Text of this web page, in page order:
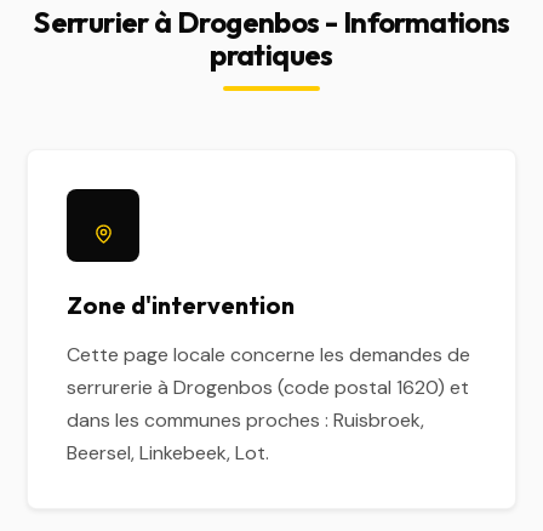
Serrurier à Drogenbos - Informations
pratiques
Zone d'intervention
Cette page locale concerne les demandes de
serrurerie à Drogenbos (code postal 1620) et
dans les communes proches : Ruisbroek,
Beersel, Linkebeek, Lot.